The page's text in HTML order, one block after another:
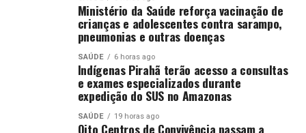
estratégias para fortalecer a integração entre atenção
primária, especializada, vigilância em saúde e saúde
indígena, com foco nas especificidades dos territórios
Norte e Nordeste.
A oficina foi coordenada por André Luis Bonifácio de
Carvalho, diretor de Gestão Interfederativa e
Participativa (DGIP) da Secretaria Executiva do
Ministério da Saúde reforça vacinação de
crianças e adolescentes contra sarampo,
pneumonias e outras doenças
SAÚDE 6 horas ago
Indígenas Pirahã terão acesso a consultas
e exames especializados durante
expedição do SUS no Amazonas
SAÚDE 19 horas ago
Oito Centros de Convivência passam a